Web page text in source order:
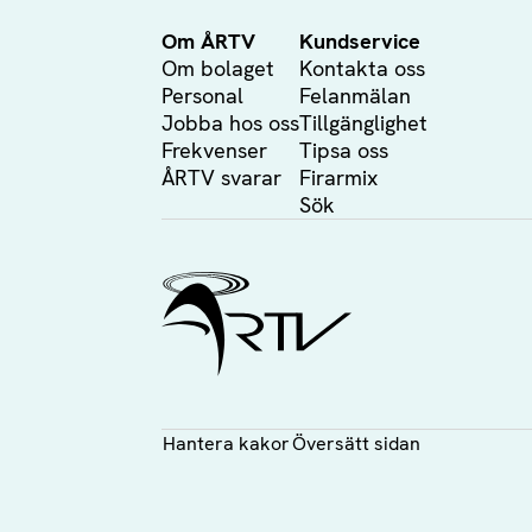
Om ÅRTV
Om bolaget
Personal
Jobba hos oss
Frekvenser
ÅRTV svarar
Kundservice
Kontakta oss
Felanmälan
Tillgänglighet
Tipsa oss
Firarmix
Sök
Ålands Radio & TV
Hantera kakorÖversätt sidan